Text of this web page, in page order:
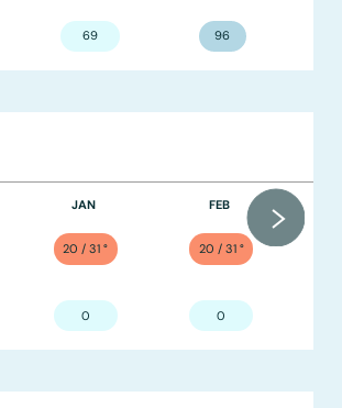
69 96
JAN
20 / 31 °
0
FEB
20 / 31°
0